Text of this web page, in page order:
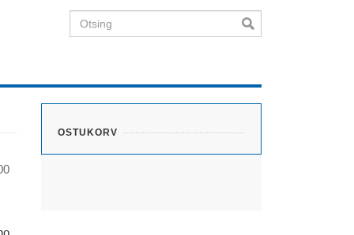
Otsing
OSTUKORV